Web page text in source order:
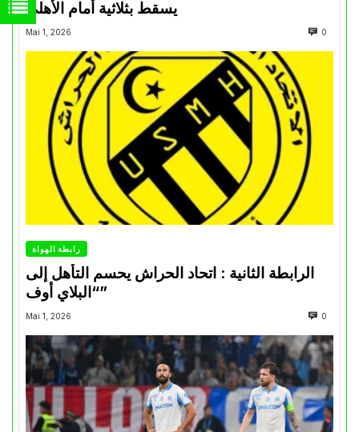
Mai 1, 2026 0
رابطة الهواة
الرابطة الثانية : اتحاد الحراش يحسم التأهل إلى
“البلاي أوف”
Mai 1, 2026 0